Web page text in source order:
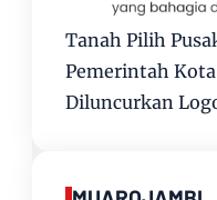
Tanah Pilih
Pemerintah
Diluncurkan